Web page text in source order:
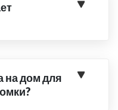
на дом для